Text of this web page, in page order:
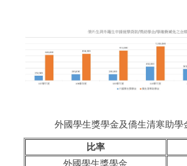
外國學生獎學金及僑生清寒助學
比率
外國學生獎學金